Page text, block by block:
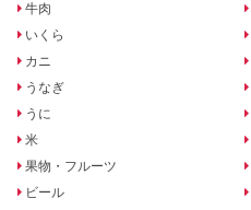
牛肉
いくら
カニ
うなぎ
うに
米
果物・フルーツ
ビール